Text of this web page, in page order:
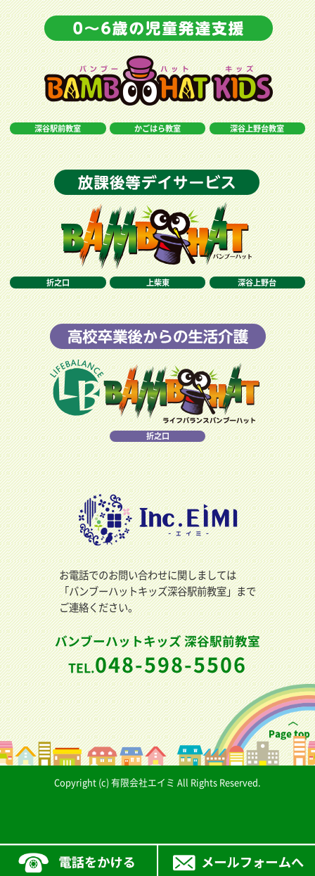
深谷駅前教室 かごはら教室 深谷上野台教室
折之口 上柴東 深谷上野台
折之口
お電話でのお問い合わせに関しましては
「バンブーハットキッズ深谷駅前教室」まで
ご連絡ください。
バンブーハットキッズ 深谷駅前教室
TEL.048-598-5506
Copyright (c) 有限会社エイミ All Rights Reserved.